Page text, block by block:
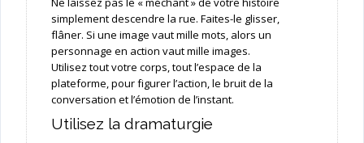
simplement descendre la rue. Faites-le glisser,
flâner. Si une image vaut mille mots, alors un
personnage en action vaut mille images.
Utilisez tout votre corps, tout l’espace de la
plateforme, pour figurer l’action, le bruit de la
conversation et l’émotion de l’instant.
Utilisez la dramaturgie